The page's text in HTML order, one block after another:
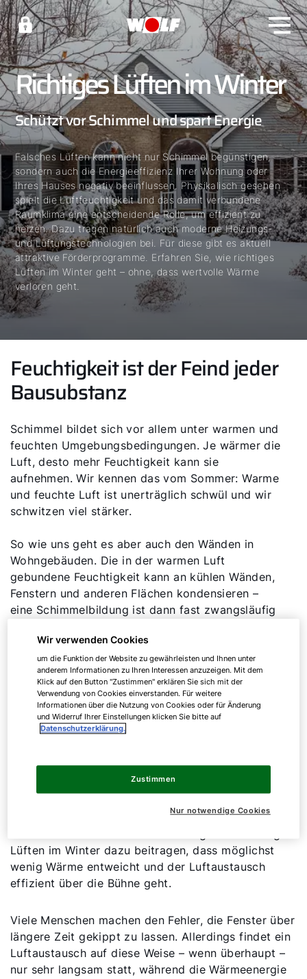
Richtiges Lüften im Winter
Schützt vor Schimmel und spart Energie
Falsches Lüften kann nicht nur Schimmel begünstigen,
sondern auch die Energieeffizienz Ihrer Wohnung oder
Ihres Hauses negativ beeinflussen. Physikalisch gesehen
spielt die Luftfeuchtigkeit und das damit verbundene
Raumklima eine entscheidende Rolle, um effizient zu
heizen. Dazu tragen natürlich auch moderne Heizungs-
und Lüftungstechnologien bei. Für diese gibt es aktuell
attraktive Förderprogramme. Erfahren Sie, wie richtiges
Lüften im Winter geht – ohne, dass wertvolle Wärme
verloren geht.
Feuchtigkeit ist der Feind jeder
Bausubstanz
Schimmel bildet sich vor allem unter warmen und
feuchten Umgebungsbedingungen. Je wärmer die
Luft, desto mehr Feuchtigkeit kann sie
aufnehmen. Wir kennen das vom Sommer: Warme
und feuchte Luft ist unerträglich schwül und wir
schwitzen viel stärker.
So wie uns geht es aber auch den Wänden in
Wohngebäuden. Die in der warmen Luft
gebundene Feuchtigkeit kann an kühlen Wänden,
Fenstern und anderen Flächen kondensieren –
eine Schimmelbildung ist dann fast zwangsläufig
Beratung zur Wohnraumlüftung
Richtiges Lüften im Winter
Da wir in der kalten Jahreszeit unsere Gebäude
heizen müssen, ist ein offenes Fenster nicht gerade
zwangsläufig auch Wärmeenergie verloren. Das
Lüften im Winter dazu beitragen, dass möglichst
wenig Wärme entweicht und der Luftaustausch
effizient über die Bühne geht.
Viele Menschen machen den Fehler, die Fenster über
längere Zeit gekippt zu lassen. Allerdings findet ein
Luftaustausch auf diese Weise – wenn überhaupt –
nur sehr langsam statt, während die Wärmeenergie
Wir verwenden Cookies
um die Funktion der Website zu gewährleisten und Ihnen unter
anderem Informationen zu Ihren Interessen anzuzeigen. Mit dem
Klick auf den Button "Zustimmen" erklären Sie sich mit der
Verwendung von Cookies einverstanden. Für weitere
Informationen über die Nutzung von Cookies oder für Änderung
und Widerruf Ihrer Einstellungen klicken Sie bitte auf
Datenschutzerklärung.
Nur notwendige Cookies
Zustimmen